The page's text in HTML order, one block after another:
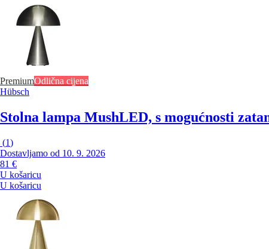
PremiumOdlična cijena
Hübsch
Stolna lampa MushLED, s mogućnosti
(1)
Dostavljamo od 10. 9. 2026
81 €
U košaricu
U košaricu